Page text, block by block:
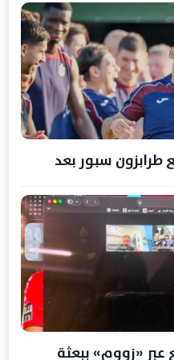
طرابزون سبور بعد
عبر «زووم» ببعثة